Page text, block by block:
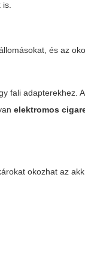
és az
fali adapterekhez.
elektromos
okozhat az